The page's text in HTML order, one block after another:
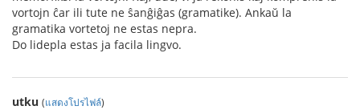
vortojn ĉar ili tute ne ŝanĝiĝas (gramatike). Ankaŭ la
gramatika vortetoj ne estas nepra.
Do lidepla estas ja facila lingvo.
utku (แสดงโปรไฟล์)